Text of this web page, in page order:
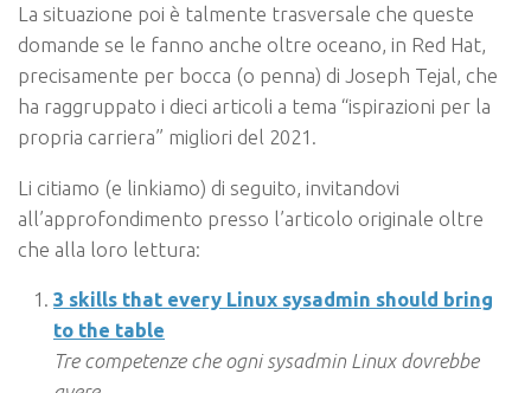
La situazione poi è talmente trasversale che queste
domande se le fanno anche oltre oceano, in Red Hat,
precisamente per bocca (o penna) di Joseph Tejal, che
ha raggruppato i dieci articoli a tema “ispirazioni per la
propria carriera” migliori del 2021.
Li citiamo (e linkiamo) di seguito, invitandovi
all’approfondimento presso l’articolo originale oltre
che alla loro lettura:
3 skills that every Linux sysadmin should bring
to the table
Tre competenze che ogni sysadmin Linux dovrebbe